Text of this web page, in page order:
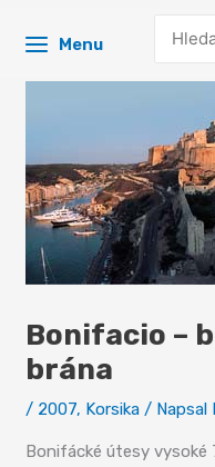
Menu
for:
Bonifacio –
brána
/ 2007, Korsika / Napsal
Bonifácké útesy vysoké